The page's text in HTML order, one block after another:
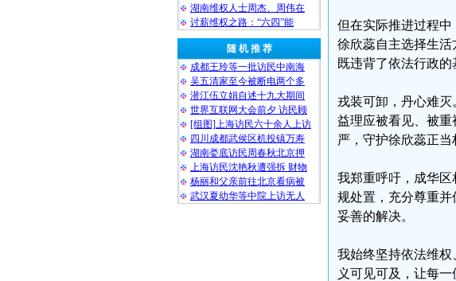
湖南维权人士周杰、周伟在
讨薪维权之路：“六四”能
随 机 推 荐
成都王玲等一批访民中南海
吴五清家至今被断电两个多
潜江伍立娟自述十九大期间
世界互联网大会前夕 访民顾
[组图]上海访民六十余人上访
四川成都武侯区机投镇万寿
湖南娄底访民周春秋北京押
上海访民沈艳秋遭强拆 财物
杨丽和父亲前往北京看病被
武汉夏幼华等中院上访无人
但在实际推进过程
徐欣蕊自主选择生
既违背了依法行政的
戎装可卸，丹心难
益理应被看见、被
严，守护徐欣蕊正当
我郑重呼吁，成华
规处置，充分尊重并
妥善的解决。
我始终坚持依法维
义可见可及，让每